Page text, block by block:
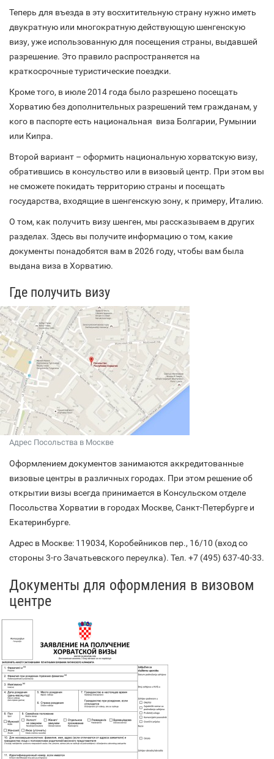
Теперь для въезда в эту восхитительную страну нужно иметь
двукратную или многократную действующую шенгенскую
визу, уже использованную для посещения страны, выдавшей
разрешение. Это правило распространяется на
краткосрочные туристические поездки.
Кроме того, в июле 2014 года было разрешено посещать
Хорватию без дополнительных разрешений тем гражданам, у
кого в паспорте есть национальная виза Болгарии, Румынии
или Кипра.
Второй вариант – оформить национальную хорватскую визу,
обратившись в консульство или в визовый центр. При этом вы
не сможете покидать территорию страны и посещать
государства, входящие в шенгенскую зону, к примеру, Италию.
О том, как получить визу шенген, мы рассказываем в других
разделах. Здесь вы получите информацию о том, какие
документы понадобятся вам в 2026 году, чтобы вам была
выдана виза в Хорватию.
Где получить визу
Адрес Посольства в Москве
Оформлением документов занимаются аккредитованные
визовые центры в различных городах. При этом решение об
открытии визы всегда принимается в Консульском отделе
Посольства Хорватии в городах Москве, Санкт-Петербурге и
Екатеринбурге.
Адрес в Москве: 119034, Коробейников пер., 16/10 (вход со
стороны 3-го Зачатьевского переулка). Тел. +7 (495) 637-40-33.
Документы для оформления в визовом
центре